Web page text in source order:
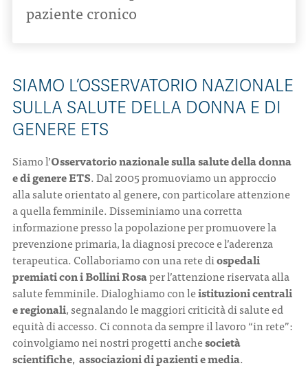
paziente cronico
SIAMO L’OSSERVATORIO NAZIONALE
SULLA SALUTE DELLA DONNA E DI
GENERE ETS
Siamo l’Osservatorio nazionale sulla salute della donna
e di genere ETS. Dal 2005 promuoviamo un approccio
alla salute orientato al genere, con particolare attenzione
a quella femminile. Disseminiamo una corretta
informazione presso la popolazione per promuovere la
prevenzione primaria, la diagnosi precoce e l’aderenza
terapeutica. Collaboriamo con una rete diospedali
premiati con i Bollini Rosaper l’attenzione riservata alla
salute femminile. Dialoghiamo con leistituzioni centrali
e regionali, segnalando le maggiori criticità di salute ed
equità di accesso. Ci connota da sempre il lavoro “in rete”:
coinvolgiamo nei nostri progetti anchesocietà
scientifiche, associazioni di pazienti e media.